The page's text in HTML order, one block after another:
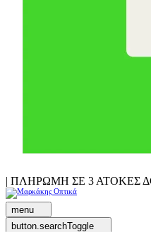
| ΠΛΗΡΩΜΗ ΣΕ 3 ΑΤΟΚΕΣ
menu
button.searchToggle